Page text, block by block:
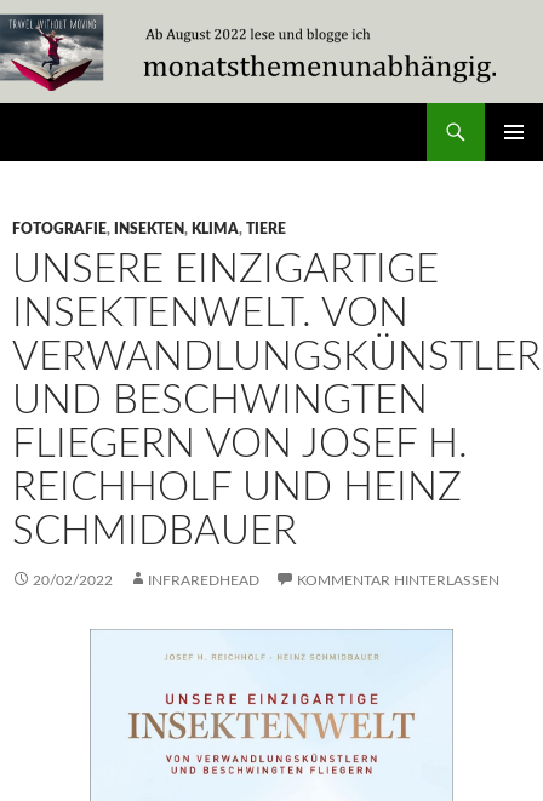
Zum
Inhalt
springen
FOTOGRAFIE, INSEKTEN, KLIMA, TIERE
UNSERE EINZIGARTIGE
INSEKTENWELT. VON
UND BESCHWINGTEN
FLIEGERN VON JOSEF H.
REICHHOLF UND HEINZ
SCHMIDBAUER
20/02/2022 INFRAREDHEAD KOMMENTAR HINTERLASSEN